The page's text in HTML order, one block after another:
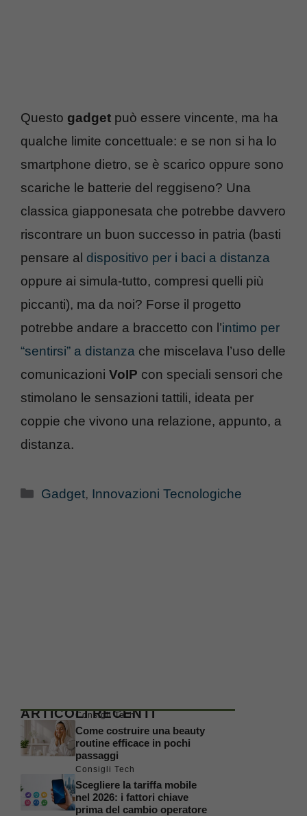
Questo gadget può essere vincente, ma ha
qualche limite concettuale: e se non si ha lo
smartphone dietro, se è scarico oppure sono
scariche le batterie del reggiseno? Una
classica giapponesata che potrebbe davvero
riscontrare un buon successo in patria (basti
pensare al dispositivo per i baci a distanza
oppure ai simula-tutto, compresi quelli più
piccanti), ma da noi? Forse il progetto
potrebbe andare a braccetto con l’intimo per
“sentirsi” a distanza che miscelava l’uso delle
comunicazioni VoIP con speciali sensori che
stimolano le sensazioni tattili, ideata per
coppie che vivono una relazione, appunto, a
distanza.
Categorie
Gadget, Innovazioni Tecnologiche
ARTICOLI RECENTI
Consigli Tech
Come costruire una beauty
routine efficace in pochi
passaggi
Consigli Tech
Scegliere la tariffa mobile
nel 2026: i fattori chiave
prima del cambio operatore